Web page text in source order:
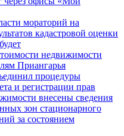
мораторий на
кадастровой оценки
недвижимости
Приангарья
процедуры
и регистрации прав
внесены сведения
зон стационарного
за состоянием